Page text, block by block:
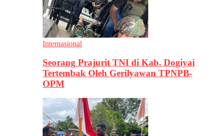
Internasional
Seorang Prajurit TNI di Kab. Dogiyai
Tertembak Oleh Gerilyawan TPNPB-
OPM